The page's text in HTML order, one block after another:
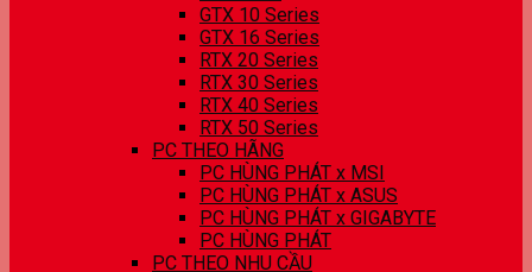
GTX 10 Series
GTX 16 Series
RTX 20 Series
RTX 30 Series
RTX 40 Series
RTX 50 Series
PC THEO HÃNG
PC HÙNG PHÁT x MSI
PC HÙNG PHÁT x ASUS
PC HÙNG PHÁT x GIGABYTE
PC HÙNG PHÁT
PC THEO NHU CẦU